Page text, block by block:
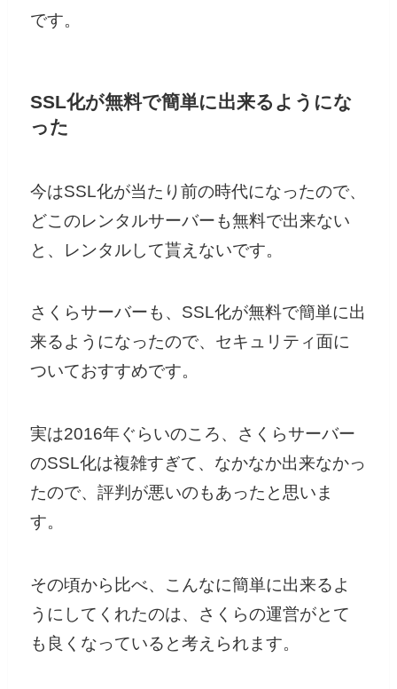
です。
SSL化が無料で簡単に出来るようにな
った
今はSSL化が当たり前の時代になったので、
どこのレンタルサーバーも無料で出来ない
と、レンタルして貰えないです。
さくらサーバーも、SSL化が無料で簡単に出
来るようになったので、セキュリティ面に
ついておすすめです。
実は2016年ぐらいのころ、さくらサーバー
のSSL化は複雑すぎて、なかなか出来なかっ
たので、評判が悪いのもあったと思いま
す。
その頃から比べ、こんなに簡単に出来るよ
うにしてくれたのは、さくらの運営がとて
も良くなっていると考えられます。